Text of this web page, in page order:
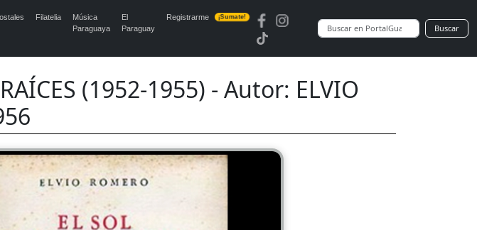
Filatelia
Música
Paraguaya
El
Paraguay
Registrarme ¡Sumate!
Buscar
(1952-1955) - Autor: ELVIO